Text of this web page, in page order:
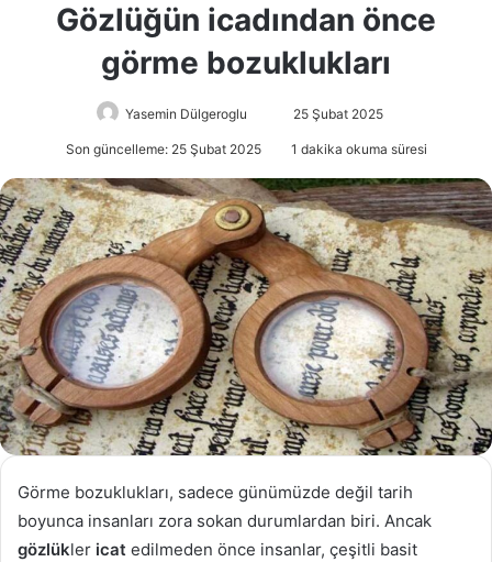
Gözlüğün icadından önce
görme bozuklukları
Yasemin Dülgeroglu
göndermek
25 Şubat 2025
Son güncelleme: 25 Şubat 2025 1 dakika okuma süresi
Görme bozuklukları, sadece günümüzde değil tarih
boyunca insanları zora sokan durumlardan biri. Ancak
gözlükler icat edilmeden önce insanlar, çeşitli basit